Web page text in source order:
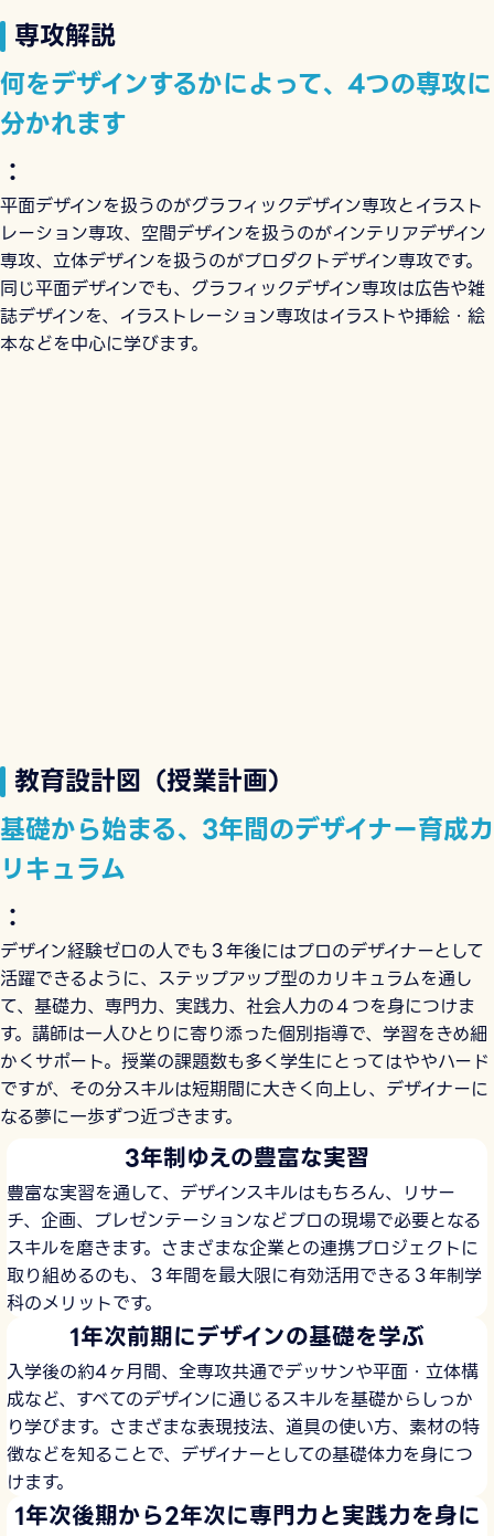
専攻解説
：
何をデザインするかによって、4つの専攻に
分かれます
平面デザインを扱うのがグラフィックデザイン専攻とイラスト
レーション専攻、空間デザインを扱うのがインテリアデザイン
専攻、立体デザインを扱うのがプロダクトデザイン専攻です。
同じ平面デザインでも、グラフィックデザイン専攻は広告や雑
誌デザインを、イラストレーション専攻はイラストや挿絵・絵
本などを中心に学びます。
教育設計図（授業計画）
：
基礎から始まる、3年間のデザイナー育成カ
リキュラム
デザイン経験ゼロの人でも３年後にはプロのデザイナーとして
活躍できるように、ステップアップ型のカリキュラムを通し
て、基礎力、専門力、実践力、社会人力の４つを身につけま
す。講師は一人ひとりに寄り添った個別指導で、学習をきめ細
かくサポート。授業の課題数も多く学生にとってはややハード
ですが、その分スキルは短期間に大きく向上し、デザイナーに
なる夢に一歩ずつ近づきます。
3年制ゆえの豊富な実習
豊富な実習を通して、デザインスキルはもちろん、リサー
チ、企画、プレゼンテーションなどプロの現場で必要となる
スキルを磨きます。さまざまな企業との連携プロジェクトに
取り組めるのも、３年間を最大限に有効活用できる３年制学
科のメリットです。
1年次前期にデザインの基礎を学ぶ
入学後の約4ヶ月間、全専攻共通でデッサンや平面・立体構
成など、すべてのデザインに通じるスキルを基礎からしっか
り学びます。さまざまな表現技法、道具の使い方、素材の特
徴などを知ることで、デザイナーとしての基礎体力を身につ
けます。
1年次後期から2年次に専門力と実践力を身に